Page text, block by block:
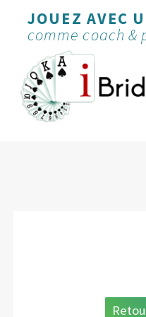
JOUEZ AVEC
comme coach &